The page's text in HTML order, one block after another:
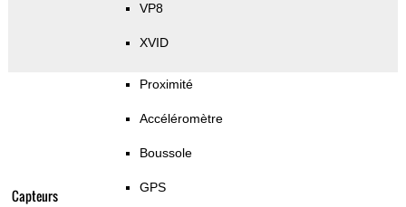
VP8
XVID
Capteurs
Proximité
Accéléromètre
Boussole
GPS